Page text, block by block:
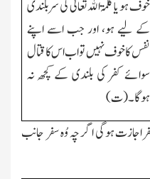
خوف ہو یا کلمۃاﷲتعالیٰ کی سربلندی
کے لیے ہو، اور جب اسے اپنے
نفس کا خوف نہیں تواب اس کا قتال
سوائے کفر کی بلندی کے کُچھ نہ
ہوگا۔(ت)
ہوگی اگر چہ وُہ سفر جانب